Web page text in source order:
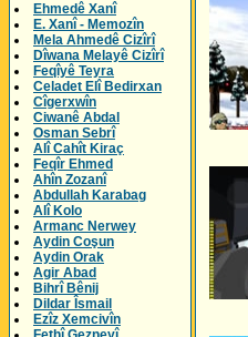
Ehmedê Xanî
E. Xanî - Memozîn
Mela Ahmedê Cizîrî
Dîwana Melayê Cizîrî
Feqîyê Teyra
Celadet Elî Bedirxan
Cîgerxwîn
Ciwanê Abdal
Osman Sebrî
Alî Cahît Kiraç
Feqîr Ehmed
Ahîn Zozanî
Abdullah Karabag
Alî Kolo
Armanc Nerwey
Aydin Coşun
Aydin Orak
Agir Abad
Bihrî Bênij
Dildar Îsmail
Ezîz Xemcivîn